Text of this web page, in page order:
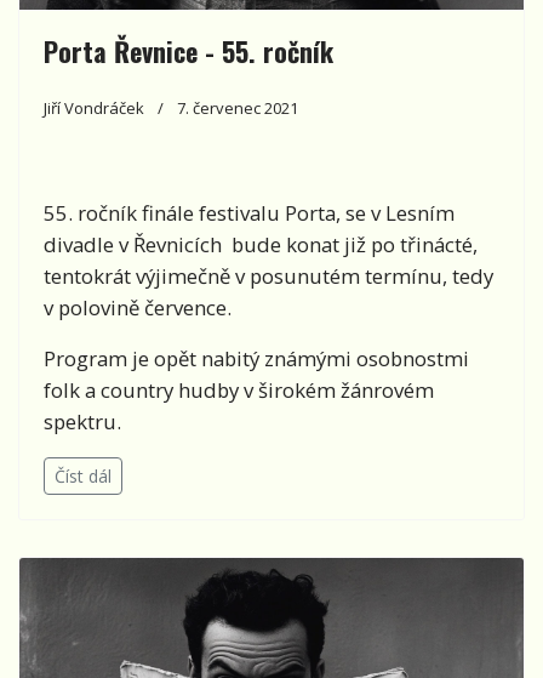
Porta Řevnice - 55. ročník
Jiří Vondráček 7. červenec 2021
55. ročník finále festivalu Porta, se v Lesním
divadle v Řevnicích bude konat již po třinácté,
tentokrát výjimečně v posunutém termínu, tedy
v polovině července.
Program je opět nabitý známými osobnostmi
folk a country hudby v širokém žánrovém
spektru.
Číst dál